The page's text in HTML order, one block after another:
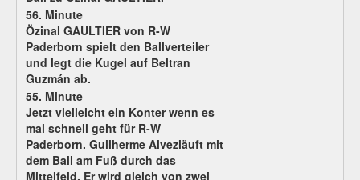
56. Minute
Özinal GAULTIER von R-W
Paderborn spielt den Ballverteiler
und legt die Kugel auf Beltran
Guzmán ab.
55. Minute
Jetzt vielleicht ein Konter wenn es
mal schnell geht für R-W
Paderborn. Guilherme Alvezläuft mit
dem Ball am Fuß durch das
Mittelfeld. Er wird gleich von zwei